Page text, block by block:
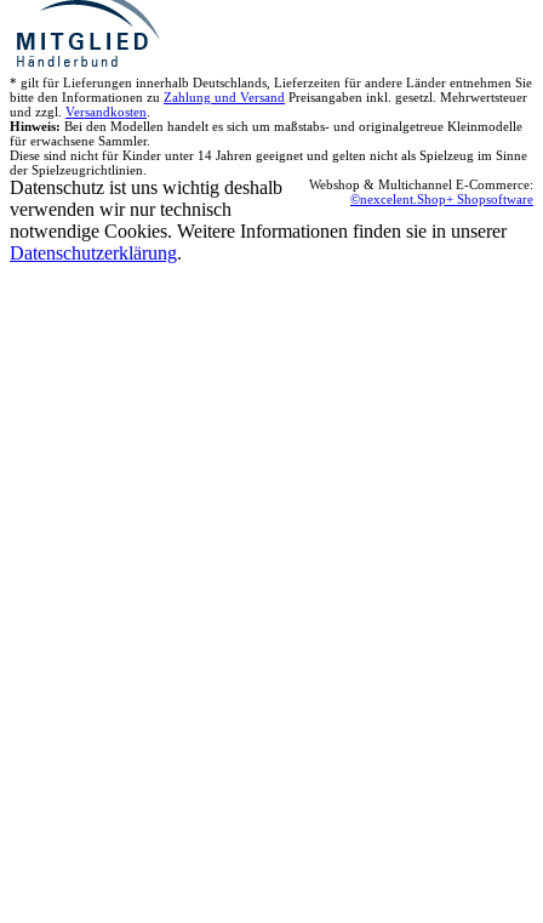
* gilt für Lieferungen innerhalb Deutschlands, Lieferzeiten für andere Länder entnehmen Sie
bitte den Informationen zu Zahlung und Versand Preisangaben inkl. gesetzl. Mehrwertsteuer
und zzgl. Versandkosten
Hinweis: Bei den Modellen handelt es sich um maßstabs- und originalgetreue Kleinmodelle
für erwachsene Sammler.
Diese sind nicht für Kinder unter 14 Jahren geeignet und gelten nicht als Spielzeug im Sinne
der Spielzeugrichtlinien.
Webshop & Multichannel E-Commerce:
©nexcelent.Shop+ Shopsoftware
Datenschutz ist uns wichtig deshalb
verwenden wir nur technisch
notwendige Cookies. Weitere Informationen finden sie in unserer
Datenschutzerklärung.